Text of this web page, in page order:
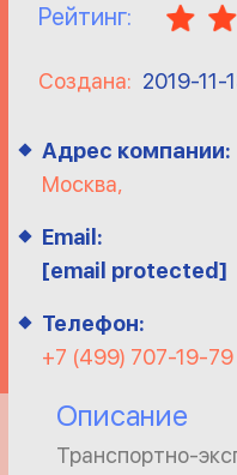
Рейтинг:
Создана: 2019-11-
Адрес компании:
Москва,
Email:
[email protected]
Телефон:
+7 (499) 707-19-79
Описание
Транспортно-